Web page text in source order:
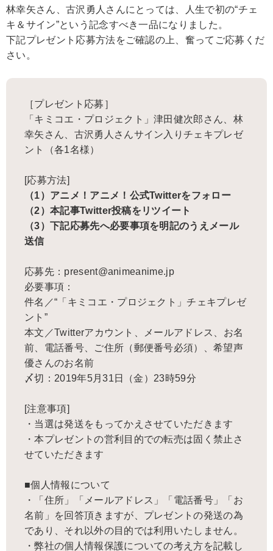
林幸矢さん、古沢勇人さんにとっては、人生で初の“チェ
キ＆サイン”という記念すべき一品になりました。
下記プレゼント応募方法をご確認の上、奮ってご応募くだ
さい。
［プレゼント応募］
「キミコエ・プロジェクト」津田健次郎さん、林
幸矢さん、古沢勇人さんサイン入りチェキプレゼ
ント（各1名様）
[応募方法]
（1）アニメ！アニメ！公式Twitterをフォロー
（2）本記事Twitter投稿をリツイート
（3）下記応募先へ必要事項を明記のうえメール
送信
応募先：present@animeanime.jp
必要事項：
件名／“「キミコエ・プロジェクト」チェキプレゼ
ント”
本文／Twitterアカウント、メールアドレス、お名
前、電話番号、ご住所（郵便番号必須）、希望声
優さんのお名前
〆切：2019年5月31日（金）23時59分
[注意事項]
・当選は発送をもってかえさせていただきます
・本プレゼントの営利目的での転売は固く禁止さ
せていただきます
■個人情報について
・「住所」「メールアドレス」「電話番号」「お
名前」を回答頂きますが、プレゼントの発送の為
であり、それ以外の目的では利用いたしません。
・弊社の個人情報保護についての考え方を記載し